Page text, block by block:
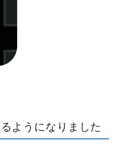
ようになりました